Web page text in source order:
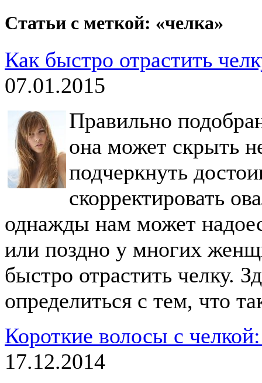
Статьи с меткой: «челка»
Как быстро отрастить
07.01.2015
Правильно
она может скрыть
подчеркнуть
скорректировать
однажды нам может
или поздно у многих
быстро отрастить челку.
определиться с тем, что
Короткие волосы с
17.12.2014